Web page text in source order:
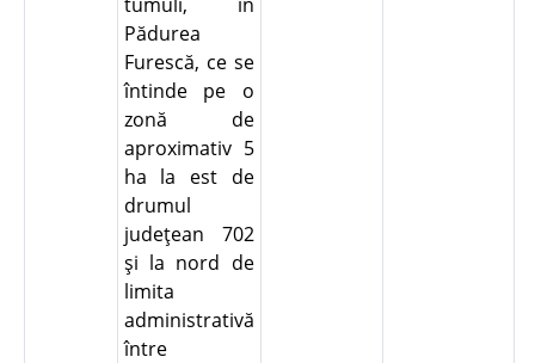
Pădurea
Furescă, ce se
întinde pe o
zonă de
aproximativ 5
ha la est de
drumul
judeţean 702
şi la nord de
limita
administrativă
între